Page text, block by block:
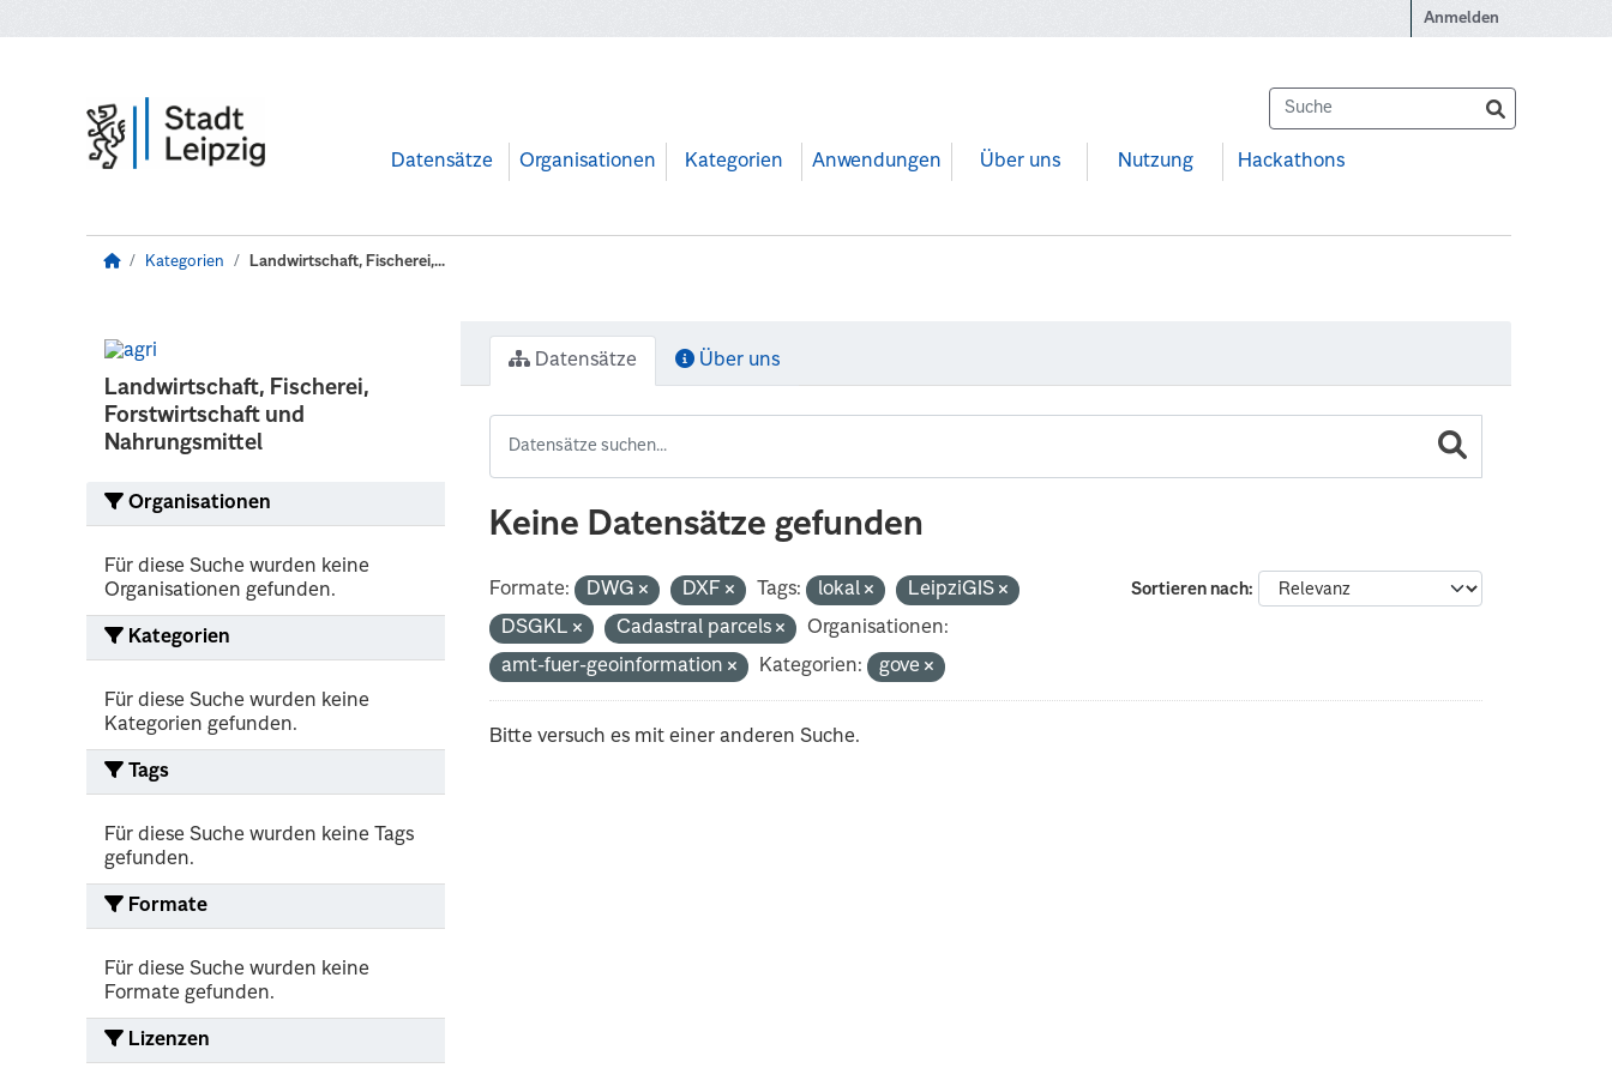
Anmelden
Datensätze Organisationen Kategorien Anwendungen Über uns Nutzung Hackathons
Kategorien Landwirtschaft, Fischerei,...
Landwirtschaft, Fischerei,
Forstwirtschaft und
Nahrungsmittel
Organisationen
Für diese Suche wurden keine
Organisationen gefunden.
Kategorien
Für diese Suche wurden keine
Kategorien gefunden.
Tags
Für diese Suche wurden keine Tags
gefunden.
Formate
Für diese Suche wurden keine
Formate gefunden.
Lizenzen
Datensätze Über uns
Keine Datensätze gefunden
Sortieren nach
Formate: DWG DXF Tags: lokal
LeipziGIS
DSGKL
Cadastral parcels
Organisationen:
amt-fuer-geoinformation
Kategorien: gove
Bitte versuch es mit einer anderen Suche.